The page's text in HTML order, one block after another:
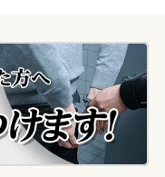
らず、どうすれば
当事務所に相談さ